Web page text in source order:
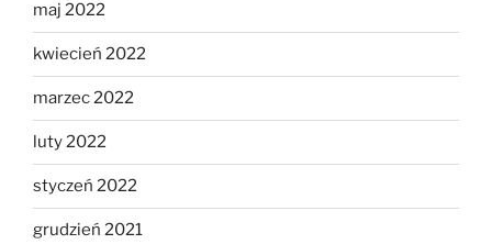
maj 2022
kwiecień 2022
marzec 2022
luty 2022
styczeń 2022
grudzień 2021